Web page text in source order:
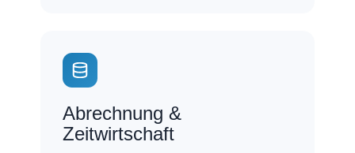
Abrechnung &
Zeitwirtschaft